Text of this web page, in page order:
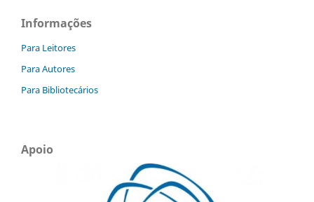
Informações
Para Leitores
Para Autores
Para Bibliotecários
Apoio